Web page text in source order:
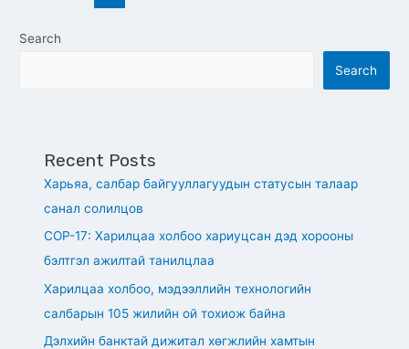
Search
Search
Recent Posts
Харьяа, салбар байгууллагуудын статусын талаар
санал солилцов
СОР-17: Харилцаа холбоо хариуцсан дэд хорооны
бэлтгэл ажилтай танилцлаа
Харилцаа холбоо, мэдээллийн технологийн
салбарын 105 жилийн ой тохиож байна
Дэлхийн банктай дижитал хөгжлийн хамтын